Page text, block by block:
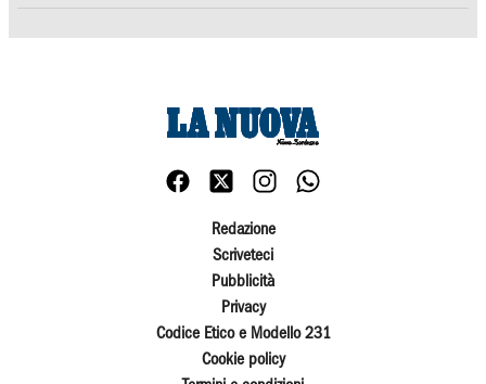
Redazione
Scriveteci
Pubblicità
Privacy
Codice Etico e Modello 231
Cookie policy